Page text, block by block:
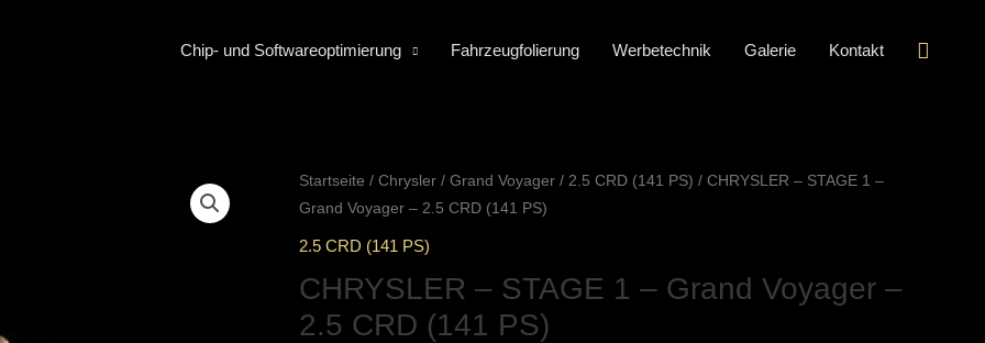
Chip- und Softwareoptimierung Fahrzeugfolierung Werbetechnik Galerie Kontakt Suche
Startseite / Chrysler / Grand Voyager / 2.5 CRD (141 PS) / CHRYSLER – STAGE 1 –
Grand Voyager – 2.5 CRD (141 PS)
2.5 CRD (141 PS)
CHRYSLER – STAGE 1 – Grand Voyager –
2.5 CRD (141 PS)